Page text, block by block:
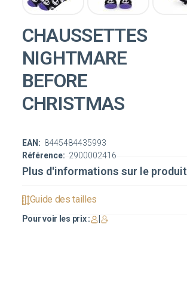
CHAUSSETTES
NIGHTMARE
BEFORE
CHRISTMAS
Référence: 2900002416
EAN: 8445484435993
Plus d'informations sur le produit
Guide des tailles
Pour voir les prix :